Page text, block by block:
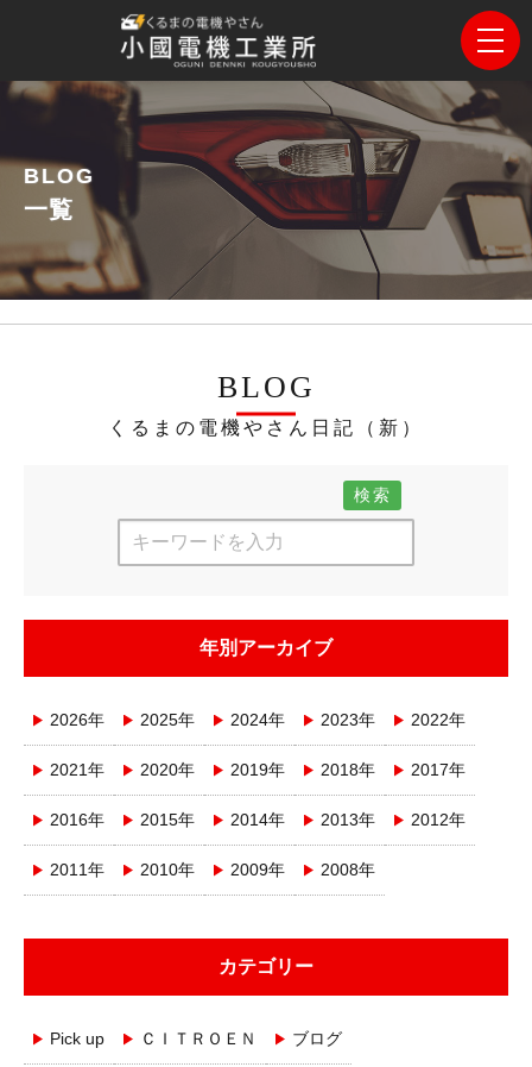
BLOG
一覧
BLOG
くるまの電機やさん日記（新）
検索
年別アーカイブ
2026年 2025年 2024年 2023年 2022年
2021年 2020年 2019年 2018年 2017年
2016年 2015年 2014年 2013年 2012年
2011年 2010年 2009年 2008年
カテゴリー
Pick up ＣＩＴＲＯＥＮ ブログ